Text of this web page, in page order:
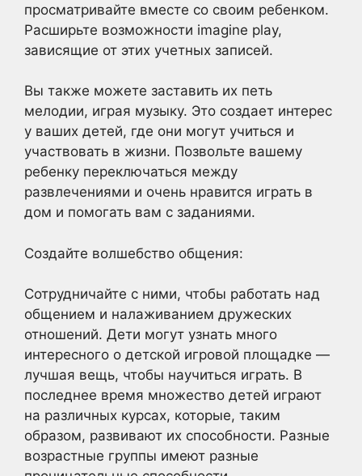
просматривайте вместе со своим ребенком.
Расширьте возможности imagine play,
зависящие от этих учетных записей.
Вы также можете заставить их петь
мелодии, играя музыку. Это создает интерес
у ваших детей, где они могут учиться и
участвовать в жизни. Позвольте вашему
ребенку переключаться между
развлечениями и очень нравится играть в
дом и помогать вам с заданиями.
Создайте волшебство общения:
Сотрудничайте с ними, чтобы работать над
общением и налаживанием дружеских
отношений. Дети могут узнать много
интересного о детской игровой площадке —
лучшая вещь, чтобы научиться играть. В
последнее время множество детей играют
на различных курсах, которые, таким
образом, развивают их способности. Разные
возрастные группы имеют разные